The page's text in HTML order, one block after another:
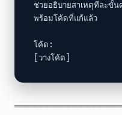
ช่วยอธิบายสาเหตุทีละขั้
พร้อมโค้ดที่แก้แล้ว
โค้ด:
[วางโค้ด]